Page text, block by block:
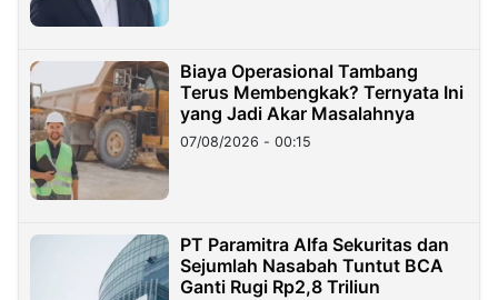
Biaya Operasional Tambang
Terus Membengkak? Ternyata Ini
yang Jadi Akar Masalahnya
07/08/2026 - 00:15
PT Paramitra Alfa Sekuritas dan
Sejumlah Nasabah Tuntut BCA
Ganti Rugi Rp2,8 Triliun